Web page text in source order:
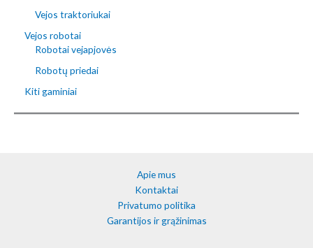
Vejos traktoriukai
Vejos robotai
Robotai vejapjovės
Robotų priedai
Kiti gaminiai
Apie mus
Kontaktai
Privatumo politika
Garantijos ir grąžinimas